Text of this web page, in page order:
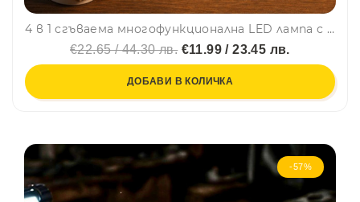
4 в 1 сгъваема многофункционална LED лампа с 3 режима на светене, с дълъг живот на батерията и диода
€22.65 / 44.30 лв.€11.99 / 23.45 лв.
ДОБАВИ В КОЛИЧКА
-57%